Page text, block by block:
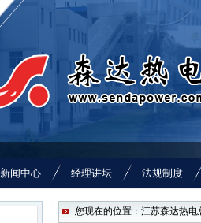
新闻中心 经理讲坛 法规制度
您现在的位置：江苏森达热电